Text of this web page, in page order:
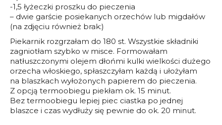
-1,5 łyżeczki proszku do pieczenia
– dwie garście posiekanych orzechów lub migdałów
(na zdjęciu również brak:)
Piekarnik rozgrzałam do 180 st. Wszystkie składniki
zagniotłam szybko w misce. Formowałam
natłuszczonymi olejem dłońmi kulki wielkości dużego
orzecha włoskiego, spłaszczyłam każdą i ułożyłam
na blaszkach wyłożonych papierem do pieczenia.
Z opcją termoobiegu piekłam ok. 15 minut.
Bez termoobiegu lepiej piec ciastka po jednej
blaszce i czas wydłuży się pewnie do ok. 20 minut.